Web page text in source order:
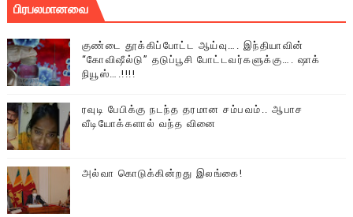
பிரபலமானவை
குண்டை தூக்கிப்போட்ட ஆய்வு…. இந்தியாவின்
“கோவிஷீல்டு” தடுப்பூசி போட்டவர்களுக்கு…. ஷாக்
நியூஸ்….!!!!
ரவுடி பேபிக்கு நடந்த தரமான சம்பவம்.. ஆபாச
வீடியோக்களால் வந்த வினை
அல்வா கொடுக்கின்றது இலங்கை!